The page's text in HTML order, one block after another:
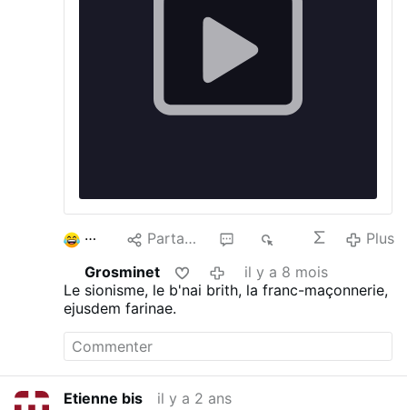
Partager
Plus
Grosminet
il y a 8 mois
Le sionisme, le b'nai brith, la franc-maçonnerie,
ejusdem farinae.
Etienne bis il y a 2 ans